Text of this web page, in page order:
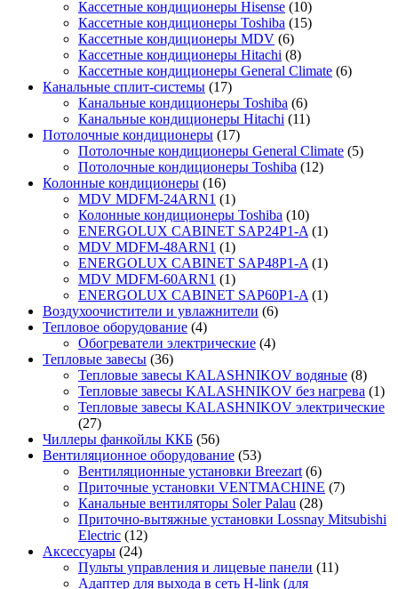
Кассетные кондиционеры Hisense (10)
Кассетные кондиционеры Toshiba (15)
Кассетные кондиционеры MDV (6)
Кассетные кондиционеры Hitachi (8)
Кассетные кондиционеры General Climate (6)
Канальные сплит-системы (17)
Канальные кондиционеры Toshiba (6)
Канальные кондиционеры Hitachi (11)
Потолочные кондиционеры (17)
Потолочные кондиционеры General Climate (5)
Потолочные кондиционеры Toshiba (12)
Колонные кондиционеры (16)
MDV MDFM-24ARN1 (1)
Колонные кондиционеры Toshiba (10)
ENERGOLUX CABINET SAP24P1-A (1)
MDV MDFM-48ARN1 (1)
ENERGOLUX CABINET SAP48P1-A (1)
MDV MDFM-60ARN1 (1)
ENERGOLUX CABINET SAP60P1-A (1)
Воздухоочистители и увлажнители (6)
Тепловое оборудование (4)
Обогреватели электрические (4)
Тепловые завесы (36)
Тепловые завесы KALASHNIKOV водяные (8)
Тепловые завесы KALASHNIKOV без нагрева (1)
Тепловые завесы KALASHNIKOV электрические
(27)
Чиллеры фанкойлы ККБ (56)
Вентиляционное оборудование (53)
Вентиляционные установки Breezart (6)
Приточные установки VENTMACHINE (7)
Канальные вентиляторы Soler Palau (28)
Приточно-вытяжные установки Lossnay Mitsubishi
Electric (12)
Аксессуары (24)
Пульты управления и лицевые панели (11)
Адаптер для выхода в сеть H-link (для